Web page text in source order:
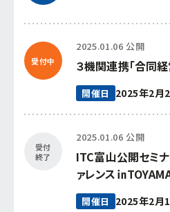
受付中
2025.01.06 公開
３機関連携「合同
開催日 2025年2月
受付
終了
2025.01.06 公開
ITC富山公開セミ
ァレンス㏌
開催日 2025年2月